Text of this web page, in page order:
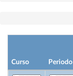
Curso Periodo